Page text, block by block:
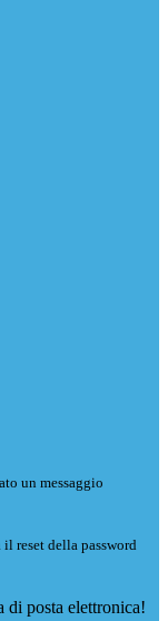
un messaggio
reset della password
di posta elettronica!